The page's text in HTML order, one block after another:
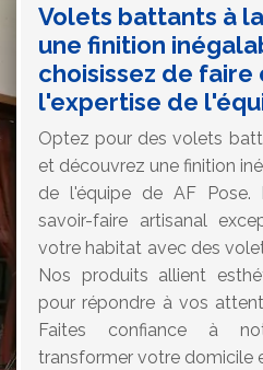
Volets battants à
une finition
choisissez de faire
l'expertise de
Optez pour des volets
et découvrez une finition
de l'équipe de AF Pose.
savoir-faire artisanal
votre habitat avec des
Nos produits allient
pour répondre à vos
Faites confiance à
transformer votre domicile